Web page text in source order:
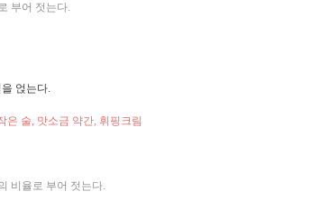
부어 젓는다.
얹는다.
은 술, 맛소금 약간, 휘핑크림
비율로 부어 젓는다.